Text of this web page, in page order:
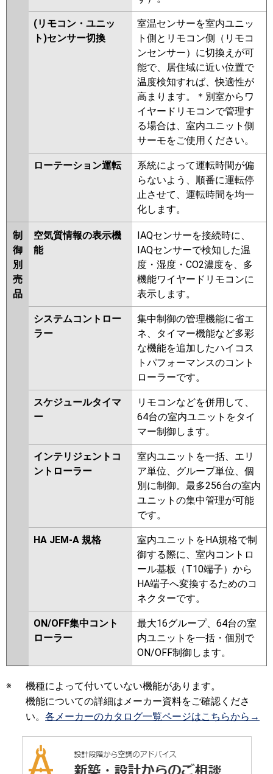
(リモコン・ユニッ
ト)センサー切換
室温センサーを室内ユニッ
ト側とリモコン側（リモコ
ンセンサー）に切換えが可
能で、居住域に近い位置で
温度検知すれば、快適性が
高まります。＊別室からワ
イヤードリモコンで管理す
る場合は、室内ユニット側
サーモをご使用ください。
ローテーション運転
系統によって運転時間が偏
らないよう、順番に運転停
止させて、運転時間を均一
化します。
制
御
別
売
品
空気質情報の表示機
能
IAQセンサーを接続時に、
IAQセンサーで検知した温
度・湿度・CO2濃度を、多
機能ワイヤードリモコンに
表示します。
システムコントロー
ラー
集中制御の管理機能に省エ
ネ、タイマー機能など多彩
な機能を追加したハイコス
トパフォーマンスのコント
ローラーです。
スケジュールタイマ
ー
リモコンなどを併用して、
64台の室内ユニットをタイ
マー制御します。
インテリジェントコ
ントローラー
室内ユニットを一括、エリ
ア単位、グループ単位、個
別に制御。最多256台の室内
ユニットの集中管理が可能
です。
HA JEM-A 規格
室内ユニットをHA規格で制
御する際に、室内コントロ
ール基板（T10端子）から
HA端子へ変換するためのコ
ネクターです。
ON/OFF集中コント
ローラー
最大16グループ、64台の室
内ユニットを一括・個別で
ON/OFF制御します。
※
機種によって付いていない機能があります。
機能についての詳細はメーカー資料をご確認くださ
い。 各メーカーのカタログ一覧ページはこちらから→